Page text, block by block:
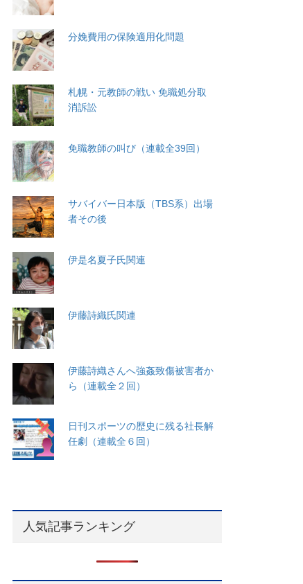
分娩費用の保険適用化問題
札幌・元教師の戦い 免職処分取
消訴訟
免職教師の叫び（連載全39回）
サバイバー日本版（TBS系）出場
者その後
伊是名夏子氏関連
伊藤詩織氏関連
伊藤詩織さんへ強姦致傷被害者か
ら（連載全２回）
日刊スポーツの歴史に残る社長解
任劇（連載全６回）
人気記事ランキング